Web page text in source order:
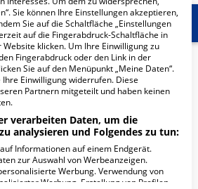
Weitere Fachabteilungen
in der Albert-Einstein-Allee 29
in Ulm. Mit einer Kapazität
in den spezialisierten
etwa 24.839 medizinische Fälle
Sie können Ihre Einstellungen akzeptieren,
Sie auf die Schaltfläche „Einstellungen
auf die Fingerabdruck-Schaltfläche in
klicken. Um Ihre Einwilligung zu
Fingerabdruck oder den Link in der
Sie auf den Menüpunkt „Meine Daten“.
Einwilligung widerrufen. Diese
Partnern mitgeteilt und haben keinen
verarbeiten Daten, um die
analysieren und Folgendes zu tun:
Informationen auf einem Endgerät.
zur Auswahl von Werbeanzeigen.
Werbung. Verwendung von
Werbung. Erstellung von Profilen